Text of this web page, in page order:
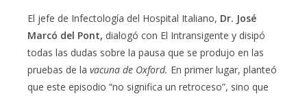
El jefe de Infectología del Hospital Italiano, Dr. José
Marcó del Pont, dialogó con El Intransigente y disipó
todas las dudas sobre la pausa que se produjo en las
pruebas de la vacuna de Oxford. En primer lugar, planteó
que este episodio “no significa un retroceso”, sino que